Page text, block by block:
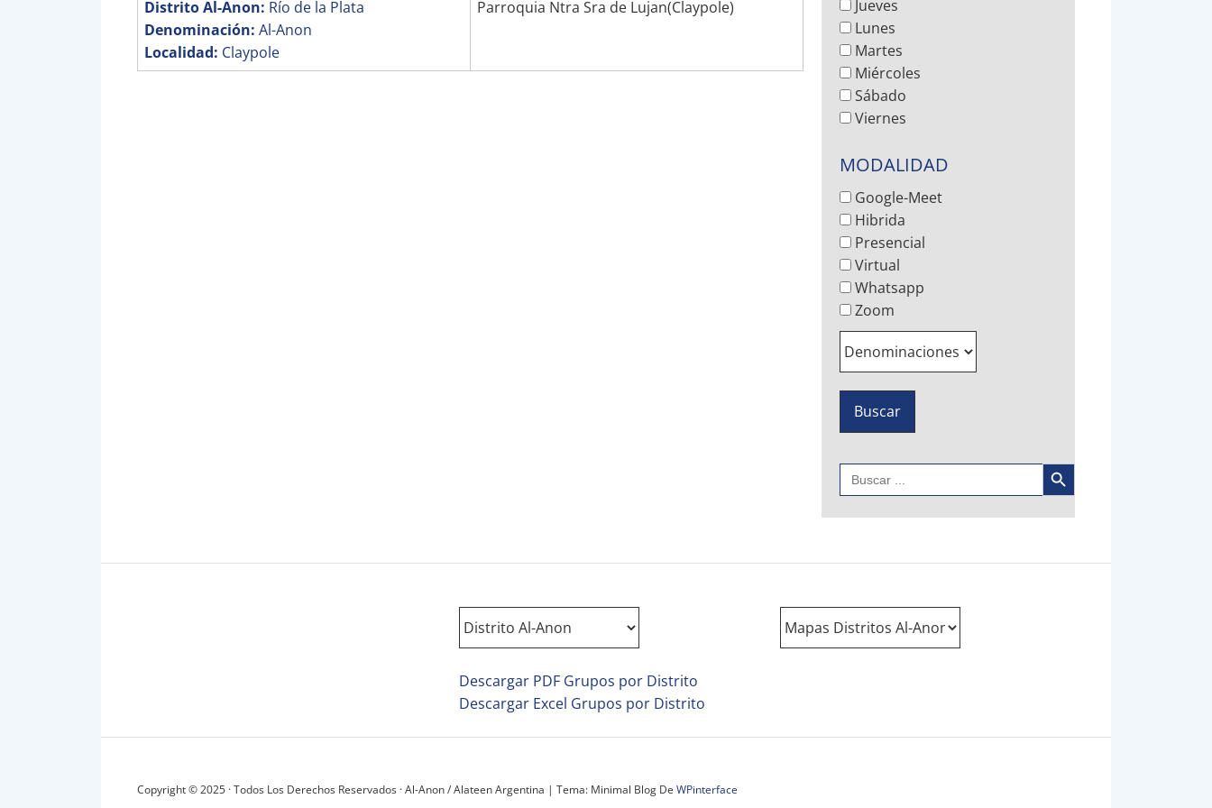
Distrito Al-Anon: Río de la Plata
Denominación: Al-Anon
Localidad: Claypole
Parroquia Ntra Sra de Lujan(Claypole)
Jueves
Lunes
Martes
Miércoles
Sábado
Viernes
MODALIDAD
Google-Meet
Hibrida
Presencial
Virtual
Whatsapp
Zoom
Buscar: Botón de búsqueda
Descargar PDF Grupos por Distrito
Descargar Excel Grupos por Distrito
Copyright © 2025 · Todos Los Derechos Reservados · Al-Anon / Alateen Argentina | Tema: Minimal Blog De WPinterface